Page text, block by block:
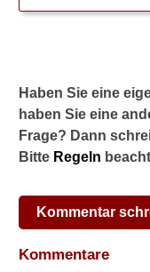
Haben Sie eine
haben Sie eine
Frage? Dann
Bitte Regeln
Kommentar
Kommentare
t
W
a
r
u
i
s
t
L